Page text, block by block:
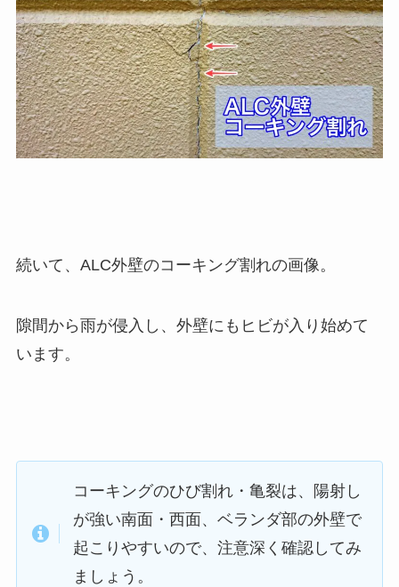
続いて、ALC外壁のコーキング割れの画像。
隙間から雨が侵入し、外壁にもヒビが入り始めて
います。
コーキングのひび割れ・亀裂は、陽射し
が強い南面・西面、ベランダ部の外壁で
起こりやすいので、注意深く確認してみ
ましょう。